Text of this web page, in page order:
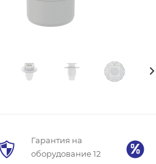
Гарантия на
оборудование 12